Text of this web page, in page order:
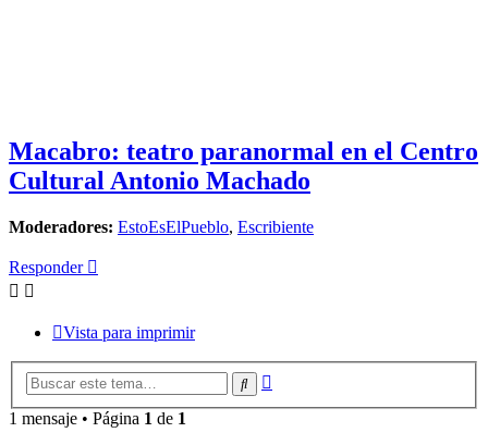
Macabro: teatro paranormal en el Centro
Cultural Antonio Machado
Moderadores: EstoEsElPueblo, Escribiente
Responder
Vista para imprimir
Buscar
1 mensaje • Página 1 de 1